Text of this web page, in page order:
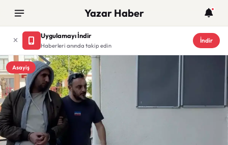
Yazar Haber
Uygulamayı İndir
Haberleri anında takip edin
İndir
Asayiş